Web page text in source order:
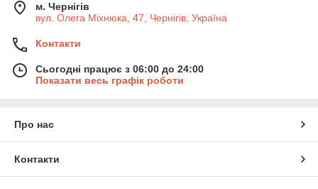
м. Чернігів
вул. Олега Міхнюка, 47, Чернігів, Україна
Контакти
Сьогодні працює з 06:00 до 24:00
Показати весь графік роботи
Про нас
Контакти